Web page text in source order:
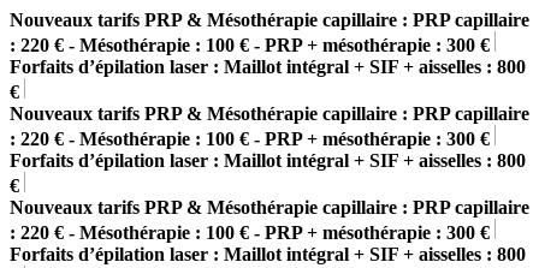
Nouveaux tarifs PRP & Mésothérapie capillaire : PRP capillaire
: 220 € - Mésothérapie : 100 € - PRP + mésothérapie : 300 €
Forfaits d’épilation laser : Maillot intégral + SIF + aisselles : 800
€
Nouveaux tarifs PRP & Mésothérapie capillaire : PRP capillaire
: 220 € - Mésothérapie : 100 € - PRP + mésothérapie : 300 €
Forfaits d’épilation laser : Maillot intégral + SIF + aisselles : 800
€
Nouveaux tarifs PRP & Mésothérapie capillaire : PRP capillaire
: 220 € - Mésothérapie : 100 € - PRP + mésothérapie : 300 €
Forfaits d’épilation laser : Maillot intégral + SIF + aisselles : 800